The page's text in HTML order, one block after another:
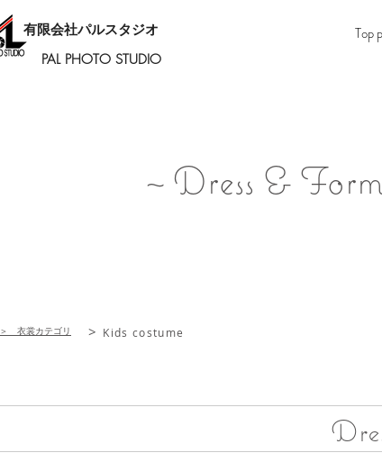
有限会社パルスタジオ
PAL PHOTO STUDIO
Top
~ Dress &
＞ 衣裳カテゴリ > Kids costume